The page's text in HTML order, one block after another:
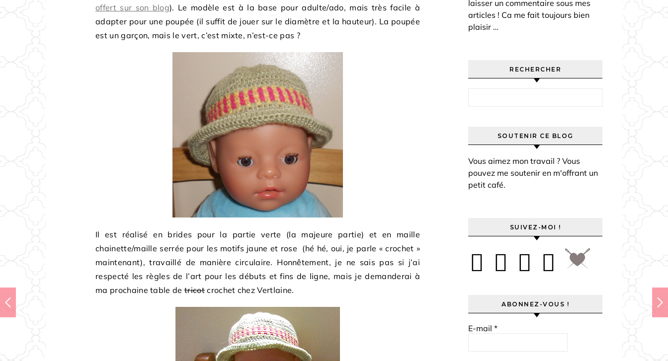
offert sur son blog). Le modèle est à la base pour adulte/ado, mais très facile à
adapter pour une poupée (il suffit de jouer sur le diamètre et la hauteur). La poupée
est un garçon, mais le vert, c’est mixte, n’est-ce pas ?
Il est réalisé en brides pour la partie verte (la majeure partie) et en maille
chainette/maille serrée pour les motifs jaune et rose (hé hé, oui, je parle « crochet »
maintenant), travaillé de manière circulaire. Honnêtement, je ne sais pas si j’ai
respecté les règles de l’art pour les débuts et fins de ligne, mais je demanderai à
ma prochaine table detricotcrochet chez Vertlaine.
laisser un commentaire sous mes
articles ! Ca me fait toujours bien
plaisir …
RECHERCHER
SOUTENIR CE BLOG
Vous aimez mon travail ? Vous
pouvez me soutenir en m'offrant un
petit café.
SUIVEZ-MOI !
ABONNEZ-VOUS !
E-mail *